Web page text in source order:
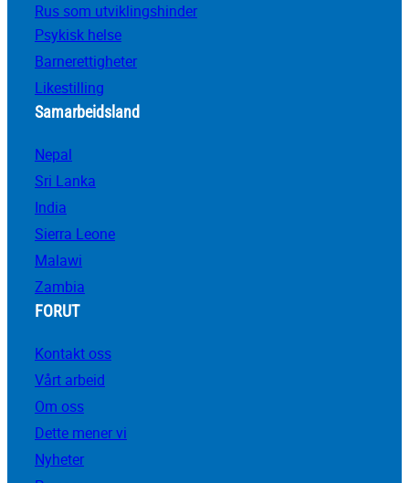
Rus som utviklingshinder
Psykisk helse
Barnerettigheter
Likestilling
Samarbeidsland
Nepal
Sri Lanka
India
Sierra Leone
Malawi
Zambia
FORUT
Kontakt oss
Vårt arbeid
Om oss
Dette mener vi
Nyheter